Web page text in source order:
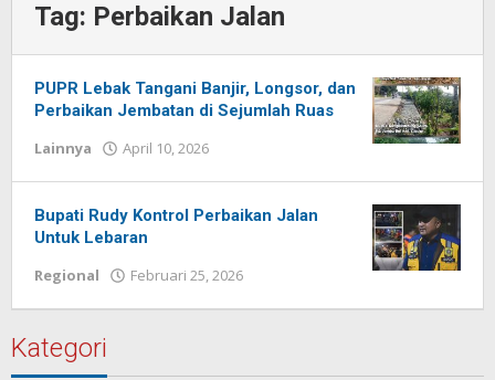
Tag: Perbaikan Jalan
PUPR Lebak Tangani Banjir, Longsor, dan
Perbaikan Jembatan di Sejumlah Ruas
Lainnya
April 10, 2026
baru
Bupati Rudy Kontrol Perbaikan Jalan
Untuk Lebaran
Regional
Februari 25, 2026
Kategori